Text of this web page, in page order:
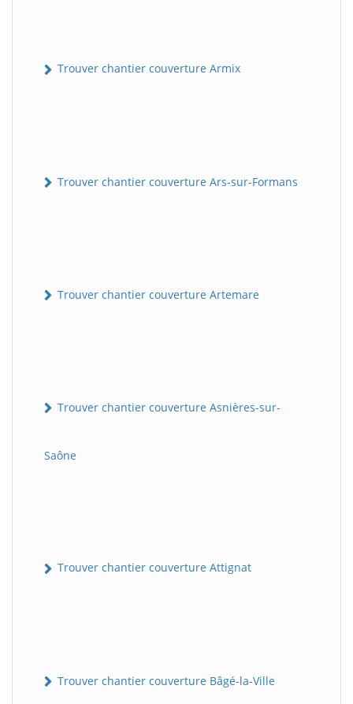
Trouver chantier couverture Armix
Trouver chantier couverture Ars-sur-Formans
Trouver chantier couverture Artemare
Trouver chantier couverture Asnières-sur-
Saône
Trouver chantier couverture Attignat
Trouver chantier couverture Bâgé-la-Ville